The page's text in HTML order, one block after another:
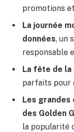
promotions
La journée
données, un
responsable
La fête de la
parfaits pour
Les grandes
des Golden
la popularité